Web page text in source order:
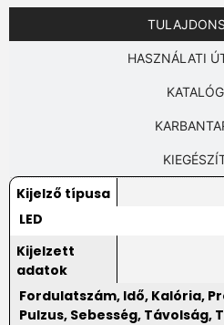
HASZNÁLATI
Kijelző típusa
LED
Kijelzett
adatok
Fordulatszám, Idő, Kalória,
Pulzus, Sebesség,